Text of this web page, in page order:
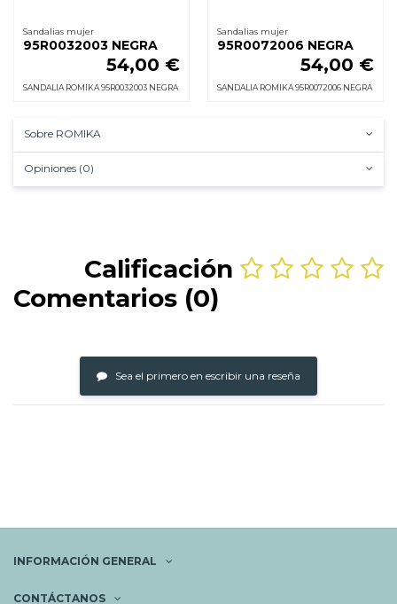
Sandalias mujer
95R0032003 NEGRA
54,00 €
SANDALIA ROMIKA 95R0032003 NEGRA
Sandalias mujer
95R0072006 NEGRA
54,00 €
SANDALIA ROMIKA 95R0072006 NEGRA
Sobre ROMIKA
Opiniones (0)
Calificación
Comentarios (0)
Sea el primero en escribir una reseña
INFORMACIÓN GENERAL
CONTÁCTANOS